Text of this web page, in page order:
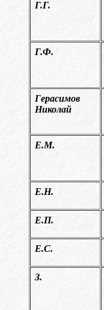
Г.Г.
Г.Ф.
Герасимов
Николай
Е.М.
Е.Н.
Е.П.
Е.С.
З.